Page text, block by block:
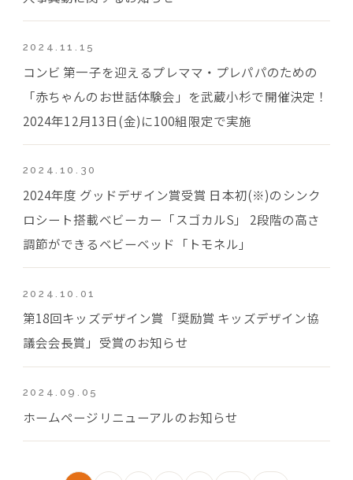
2024.11.15
コンビ 第一子を迎えるプレママ・プレパパのための
「赤ちゃんのお世話体験会」を武蔵小杉で開催決定！
2024年12月13日(金)に100組限定で実施
2024.10.30
2024年度 グッドデザイン賞受賞 日本初(※)のシンク
ロシート搭載ベビーカー「スゴカルS」 2段階の高さ
調節ができるベビーベッド「トモネル」
2024.10.01
第18回キッズデザイン賞「奨励賞 キッズデザイン協
議会会長賞」受賞のお知らせ
2024.09.05
ホームページリニューアルのお知らせ